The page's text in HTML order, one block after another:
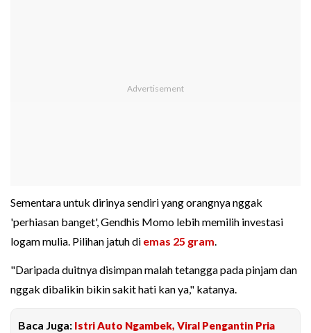
Sementara untuk dirinya sendiri yang orangnya nggak
'perhiasan banget', Gendhis Momo lebih memilih investasi
logam mulia. Pilihan jatuh di emas 25 gram.
"Daripada duitnya disimpan malah tetangga pada pinjam dan
nggak dibalikin bikin sakit hati kan ya," katanya.
Baca Juga: Istri Auto Ngambek, Viral Pengantin Pria